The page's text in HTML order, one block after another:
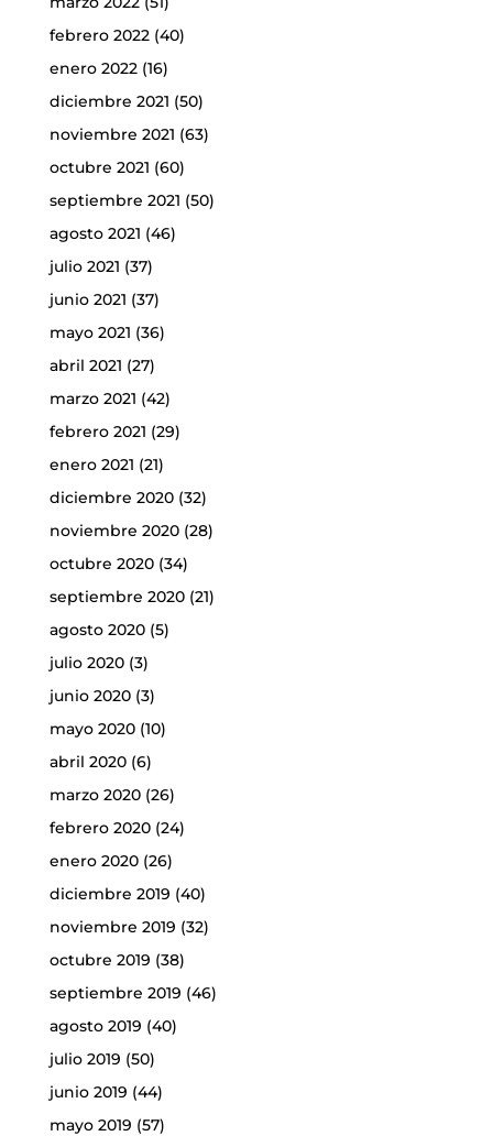
febrero 2022(40)
enero 2022(16)
diciembre 2021 (50)
noviembre 2021 (63)
octubre 2021 (60)
septiembre 2021 (50)
agosto 2021 (46)
julio 2021 (37)
junio 2021 (37)
mayo 2021 (36)
abril 2021 (27)
marzo 2021 (42)
febrero 2021 (29)
enero 2021 (21)
diciembre 2020(32)
noviembre 2020(28)
octubre 2020(34)
septiembre 2020(21)
agosto 2020(5)
julio 2020(3)
junio 2020(3)
mayo 2020(10)
abril 2020(6)
marzo 2020(26)
febrero 2020(24)
enero 2020(26)
diciembre 2019 (40)
noviembre 2019 (32)
octubre 2019 (38)
septiembre 2019 (46)
agosto 2019 (40)
julio 2019 (50)
junio 2019 (44)
mayo 2019 (57)